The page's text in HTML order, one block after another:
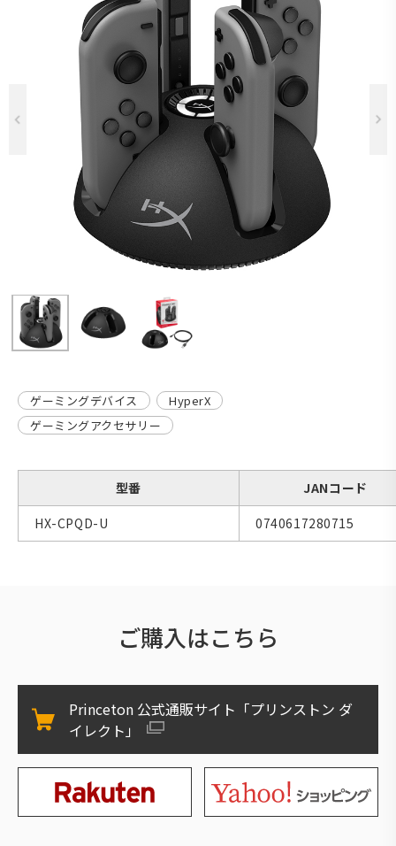
Previous
ゲーミングデバイス
HyperX
ゲーミングアクセサリー
型番
JANコード
HX-CPQD-U
0740617280715
ご購入はこちら
Princeton 公式通販サイト「プリンストン ダ
イレクト」